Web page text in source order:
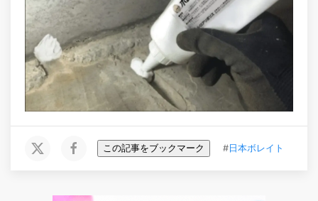
この記事をブックマーク # 日本ボレイト